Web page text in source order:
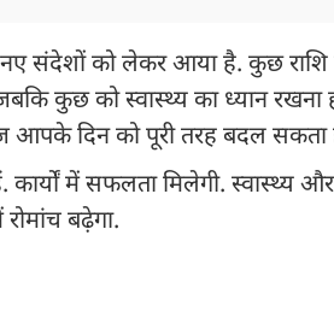
संदेशों को लेकर आया है. कुछ राशि
कुछ को स्वास्थ्य का ध्यान
आपके दिन को पूरी तरह बदल सकता
में सफलता मिलेगी. स्वास्थ्य और
बढ़ेगा.